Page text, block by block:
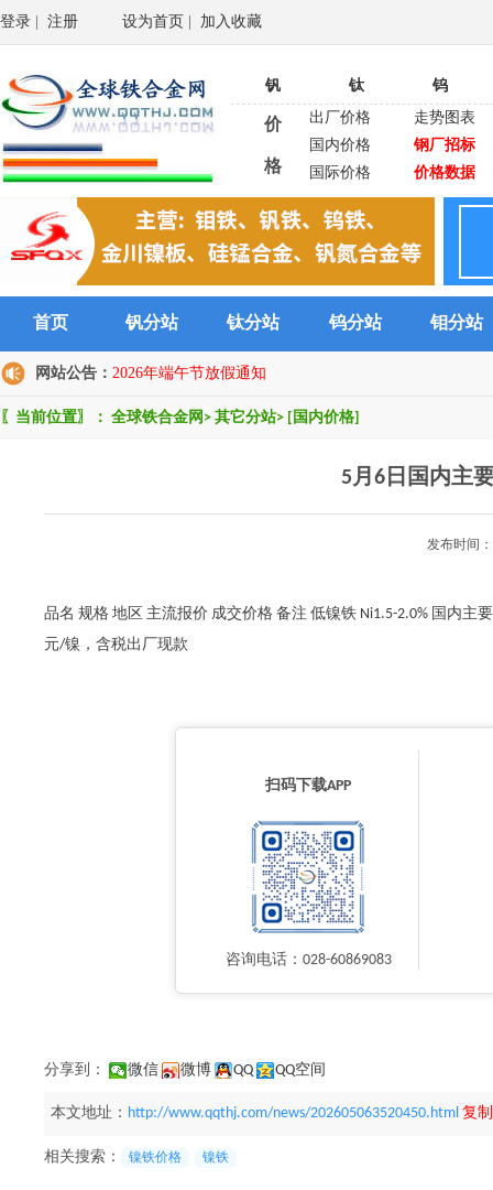
登录 注册 设为首页 加入收藏
钒 钛 钨
价
格
出厂价格
走势图表
国内价格
钢厂招标
国际价格
价格数据
首页 钒分站 钛分站 钨分站 钼分站
网站公告： 2026年端午节放假通知
〖当前位置〗： 全球铁合金网 > 其它分站> [国内价格]
5月6日国内主
发布时间
品名 规格 地区 主流报价 成交价格 备注 低镍铁 Ni1.5-2.0% 国内主
元/镍，含税出厂现款
扫码下载APP
咨询电话：028-60869083
分享到： 微信 微博 QQ QQ空间
本文地址： http://www.qqthj.com/news/202605063520450.html 复
相关搜索： 镍铁价格 镍铁